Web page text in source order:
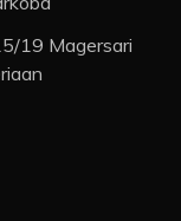
19 Magersari